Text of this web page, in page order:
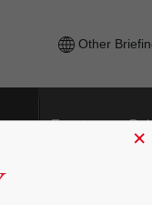
Other
Events ×